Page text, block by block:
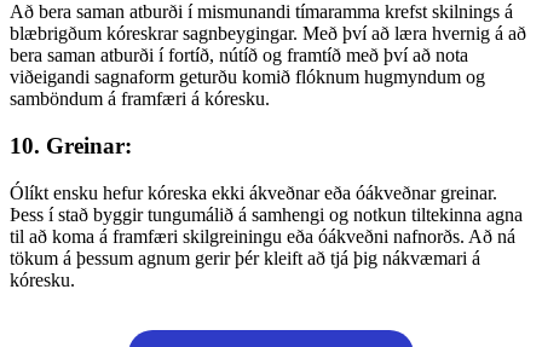
Að bera saman atburði í mismunandi tímaramma krefst skilnings á
blæbrigðum kóreskrar sagnbeygingar. Með því að læra hvernig á að
bera saman atburði í fortíð, nútíð og framtíð með því að nota
viðeigandi sagnaform geturðu komið flóknum hugmyndum og
samböndum á framfæri á kóresku.
10. Greinar:
Ólíkt ensku hefur kóreska ekki ákveðnar eða óákveðnar greinar.
Þess í stað byggir tungumálið á samhengi og notkun tiltekinna agna
til að koma á framfæri skilgreiningu eða óákveðni nafnorðs. Að ná
tökum á þessum agnum gerir þér kleift að tjá þig nákvæmari á
kóresku.